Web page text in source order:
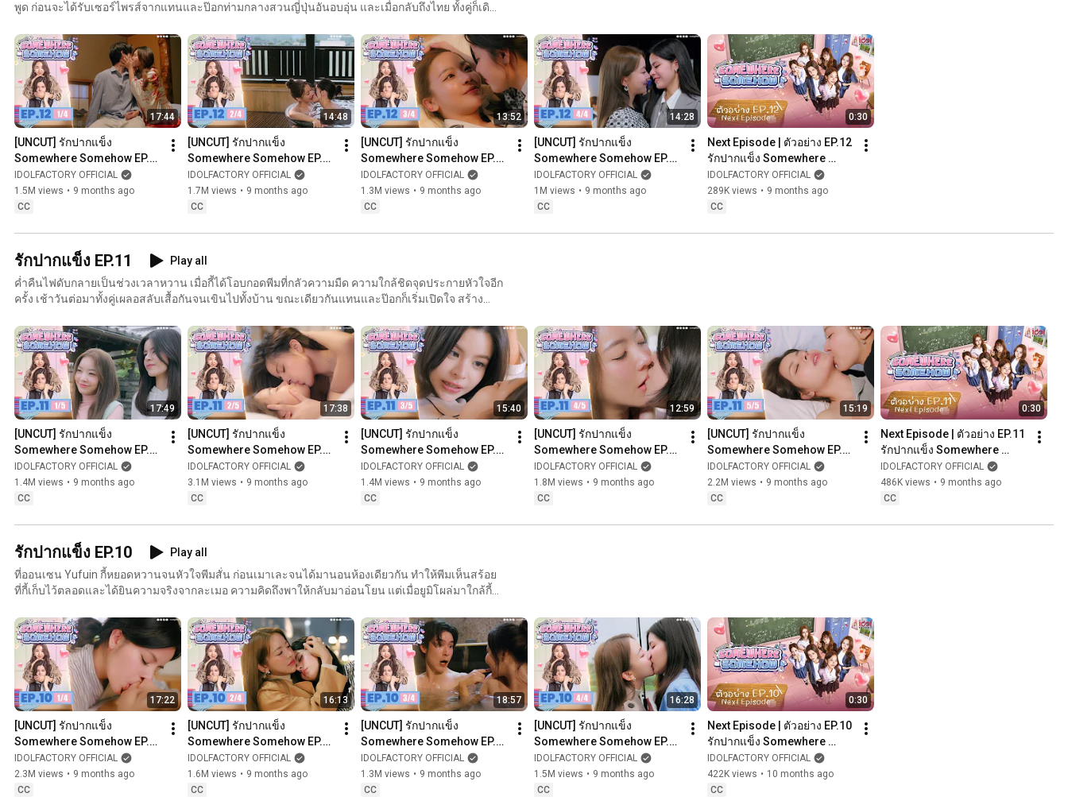
พูด ก่อนจะได้รับเซอร์ไพรส์จากแทนและป๊อกท่ามกลางสวนญี่ปุ่นอันอบอุ่น และเมื่อกลับถึงไทย ทั้งคู่ก็เดิน
warmth. Kee and Peem share a quiet onsen moments that speak louder than words. Tan and
Pok’s surprise visit fills the garden with joy. Back in Thailand, they walk side by side into a new
chapter, filled with love, pride, and forever smiles. 日本之行在温柔中落幕。Kee与Peem相拥、泡温
泉、相视而笑，无声胜有声。Tan与Pok的惊喜到访让日式庭园更添幸福。回到泰国，她们携手踏入
崭新的人生篇章，满怀爱与骄傲，笑意恒久。 A viagem ao Japão termina envolta em ternura. Kee
e Peem trocam abraços, risos e olhares nas águas quentes, onde o amor fala sem palavras. Tan e
Pok chegam de surpresa, enchendo o jardim de alegria. De volta à Tailândia, elas seguem lado a
lado, vivendo um novo começo repleto de amor e orgulho.
17:44
[UNCUT] รักปากแข็ง
Somewhere Somehow EP.12
(1/4)
IDOLFACTORY OFFICIAL
1.5M views • 9 months ago
CC
14:48
[UNCUT] รักปากแข็ง
Somewhere Somehow EP.12
(2/4)
IDOLFACTORY OFFICIAL
1.7M views • 9 months ago
CC
13:52
[UNCUT] รักปากแข็ง
Somewhere Somehow EP.12
(3/4)
IDOLFACTORY OFFICIAL
1.3M views • 9 months ago
CC
14:28
[UNCUT] รักปากแข็ง
Somewhere Somehow EP.12
(4/4)
IDOLFACTORY OFFICIAL
1M views • 9 months ago
CC
0:30
Next Episode | ตัวอย่าง EP.12
รักปากแข็ง Somewhere
Somehow
IDOLFACTORY OFFICIAL
289K views • 9 months ago
CC
รักปากแข็ง EP.11
Play all
ค่ำคืนไฟดับกลายเป็นช่วงเวลาหวาน เมื่อกี้ได้โอบกอดพีมที่กลัวความมืด ความใกล้ชิดจุดประกายหัวใจอีก
ครั้ง เช้าวันต่อมาทั้งคู่เผลอสลับเสื้อกันจนเขินไปทั้งบ้าน ขณะเดียวกันแทนและป๊อกก็เริ่มเปิดใจ สร้าง
holds Peem close. The next morning, they accidentally swap shirts sending shy smiles all around.
Meanwhile, Tan and Pok’s gentle chemistry begins to bloom, filling the air with warmth and
fluttering hearts. 突如其来的停电化作浪漫夜晚，Kee温柔拥着害怕黑暗的Peem，心跳再次重叠。
清晨两人穿错衣、笑意满满；同时，Tan与Pok的暧昧也渐渐升温，空气中弥漫着甜蜜与心动。 Uma
queda de energia se transforma em uma noite doce Kee abraça Peem com carinho e o amor
renasce. Na manhã seguinte, elas trocam as camisetas sem perceber, entre risadas e olhares
tímidos. Enquanto isso, Tan e Pok começam a se aproximar, num clima leve e cheio de encanto.
17:49
[UNCUT] รักปากแข็ง
Somewhere Somehow EP.11
(1/5)
IDOLFACTORY OFFICIAL
1.4M views • 9 months ago
CC
17:38
[UNCUT] รักปากแข็ง
Somewhere Somehow EP.11
(2/5)
IDOLFACTORY OFFICIAL
3.1M views • 9 months ago
CC
15:40
[UNCUT] รักปากแข็ง
Somewhere Somehow EP.11
(3/5)
IDOLFACTORY OFFICIAL
1.4M views • 9 months ago
CC
12:59
[UNCUT] รักปากแข็ง
Somewhere Somehow EP.11
(4/5)
IDOLFACTORY OFFICIAL
1.8M views • 9 months ago
CC
15:19
[UNCUT] รักปากแข็ง
Somewhere Somehow EP.11
(5/5)
IDOLFACTORY OFFICIAL
2.2M views • 9 months ago
CC
0:30
Next Episode | ตัวอย่าง EP.11
รักปากแข็ง Somewhere
Somehow
IDOLFACTORY OFFICIAL
486K views • 9 months ago
CC
รักปากแข็ง EP.10
Play all
ที่ออนเซน Yufuin กี้หยอดหวานจนหัวใจพีมสั่น ก่อนเมาเละจนได้มานอนห้องเดียวกัน ทำให้พีมเห็นสร้อย
ที่กี้เก็บไว้ตลอดและได้ยินความจริงจากละเมอ ความคิดถึงพาให้กลับมาอ่อนโยน แต่เมื่อยูมิโผล่มาใกล้กี้
makes Peem’s heart flutter. After a drunken night in the same room, Peem notices the necklace
Kee kept and hears the truth in her sleep-talk. Longing softens them until Yumi appears, sparking
Peem’s jealousy, while Tan–Pock share shy, flirty moments. 在由布院温泉，Kee的甜蜜挑逗让
Peem心动。醉酒后一夜同住，Peem看见Kee一直戴着的项链，也听到她梦话里的真相。思念让两
人回温；直到Yumi出现亲近Kee，点燃Peem的醋意，同时Tan与Pock也有小心动时刻。 No onsen
de Yufuin, as provocações doces de Kee fazem o coração de Peem acelerar. Após uma noite
bêbada no mesmo quarto, Peem vê o colar que Kee guardou e ouve a verdade no soninho. A
saudade amolece tudo até Yumi surgir e acender o ciúme; Tan e Pock têm momentos fofos e
tímidos.
17:22
[UNCUT] รักปากแข็ง
Somewhere Somehow EP.10
(1/4)
IDOLFACTORY OFFICIAL
2.3M views • 9 months ago
CC
16:13
[UNCUT] รักปากแข็ง
Somewhere Somehow EP.10
(2/4)
IDOLFACTORY OFFICIAL
1.6M views • 9 months ago
CC
18:57
[UNCUT] รักปากแข็ง
Somewhere Somehow EP.10
(3/4)
IDOLFACTORY OFFICIAL
1.3M views • 9 months ago
CC
16:28
[UNCUT] รักปากแข็ง
Somewhere Somehow EP.10
(4/4)
IDOLFACTORY OFFICIAL
1.5M views • 9 months ago
CC
0:30
Next Episode | ตัวอย่าง EP.10
รักปากแข็ง Somewhere
Somehow
IDOLFACTORY OFFICIAL
422K views • 10 months ago
CC